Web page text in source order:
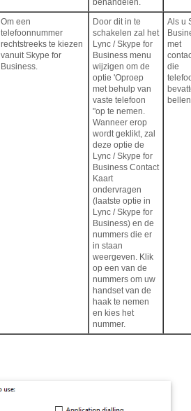
behandelen.
Om een ​​
telefoonnummer
rechtstreeks te kiezen
vanuit Skype for
Business.
Door dit in te
schakelen zal het
Lync / Skype for
Business menu
wijzigen om de
optie 'Oproep
met behulp van
vaste telefoon
"op te nemen.
Wanneer erop
wordt geklikt, zal
deze optie de
Lync / Skype for
Business Contact
Kaart
ondervragen
(laatste optie in
Lync / Skype for
Business) en de
nummers die er
in staan
weergeven. Klik
op een van de
nummers om uw
handset van de
haak te nemen
en kies het
nummer.
Als u
met
die